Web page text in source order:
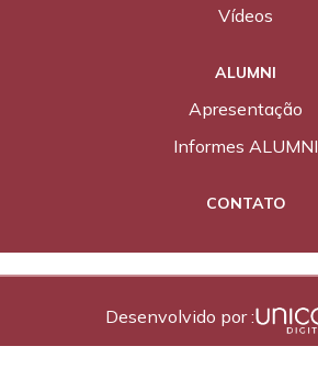
Vídeos
ALUMNI
Apresentação
Informes ALUMNI
CONTATO
Desenvolvido por :